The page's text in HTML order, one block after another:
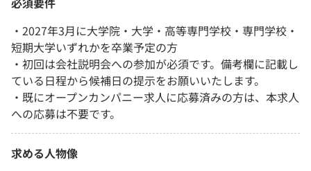
・2027年3月に大学院・大学・高等専門学校・専門学校・
短期大学いずれかを卒業予定の方
・初回は会社説明会への参加が必須です。備考欄に記載し
ている日程から候補日の提示をお願いいたします。
・既にオープンカンパニー求人に応募済みの方は、本求人
への応募は不要です。
求める人物像